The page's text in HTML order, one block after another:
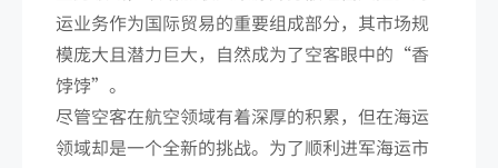
运业务作为国际贸易的重要组成部分，其市场规
模庞大且潜力巨大，自然成为了空客眼中的“香
饽饽”。
尽管空客在航空领域有着深厚的积累，但在海运
领域却是一个全新的挑战。为了顺利进军海运市